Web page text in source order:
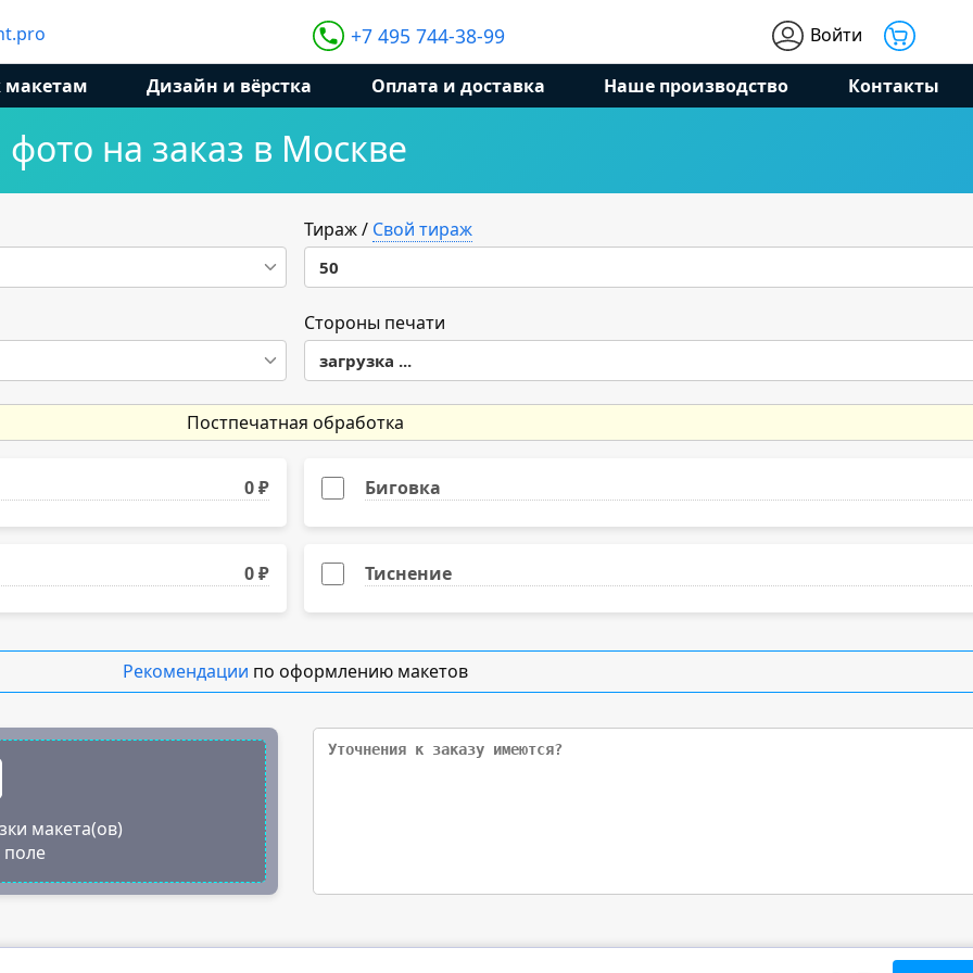
+7 495 744-38-99 Войти
макетам Дизайн и вёрстка Оплата и доставка Наше производство Контакты
на заказ в Москве
Тираж/ Свой тираж
50
50
100
200
500
1000
2000
Стороны печати
загрузка ...
Постпечатная обработка
0 ₽ Биговка
0 ₽ Тиснение
Рекомендации по оформлению макетов
макета(ов)
поле